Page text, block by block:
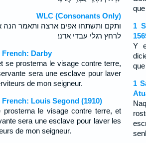
WLC (Consonants Only)
ותקם ותשתחו אפים ארצה ותאמר
לרחץ רגלי עבדי אדני׃
French: Darby
se prosterna le visage contre terre,
sera une esclave pour laver
de mon seigneur.
French: Louis Segond (1910)
prosterna le visage contre terre, et
sera une esclave pour laver les
de mon seigneur.
1
Y
1